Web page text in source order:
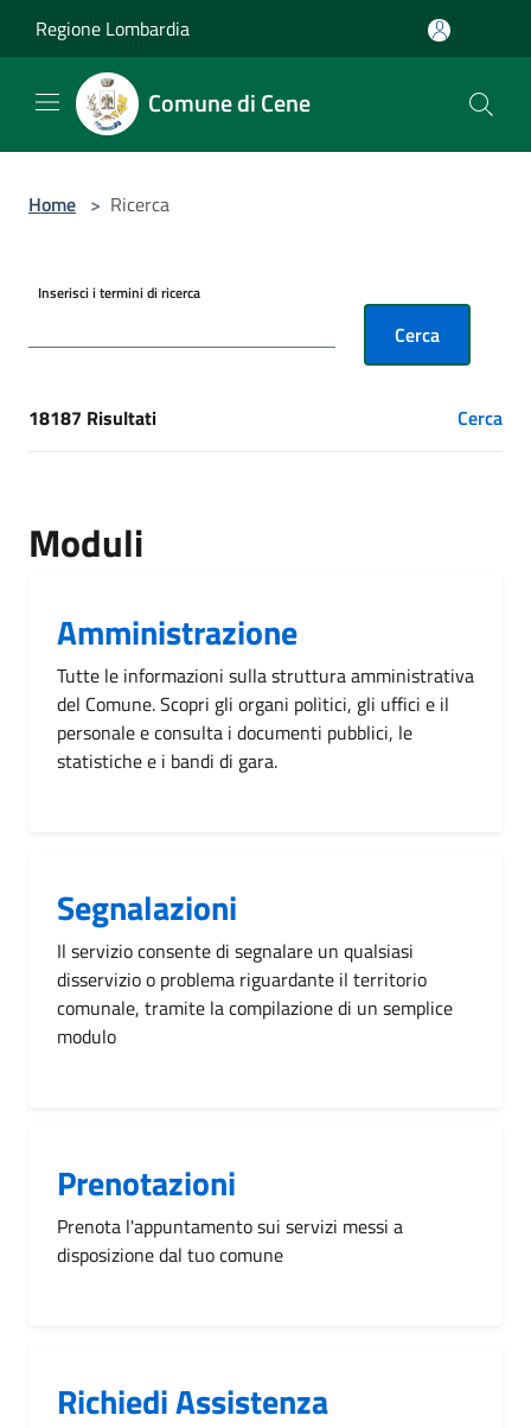
Regione Lombardia
Comune di Cene
Home > Ricerca
Inserisci i termini di ricerca
Cerca
[results] Risultati
18187 Risultati Cerca
Moduli
Amministrazione
Tutte le informazioni sulla struttura amministrativa
del Comune. Scopri gli organi politici, gli uffici e il
personale e consulta i documenti pubblici, le
statistiche e i bandi di gara.
Segnalazioni
Il servizio consente di segnalare un qualsiasi
disservizio o problema riguardante il territorio
comunale, tramite la compilazione di un semplice
modulo
Prenotazioni
Prenota l'appuntamento sui servizi messi a
disposizione dal tuo comune
Richiedi Assistenza